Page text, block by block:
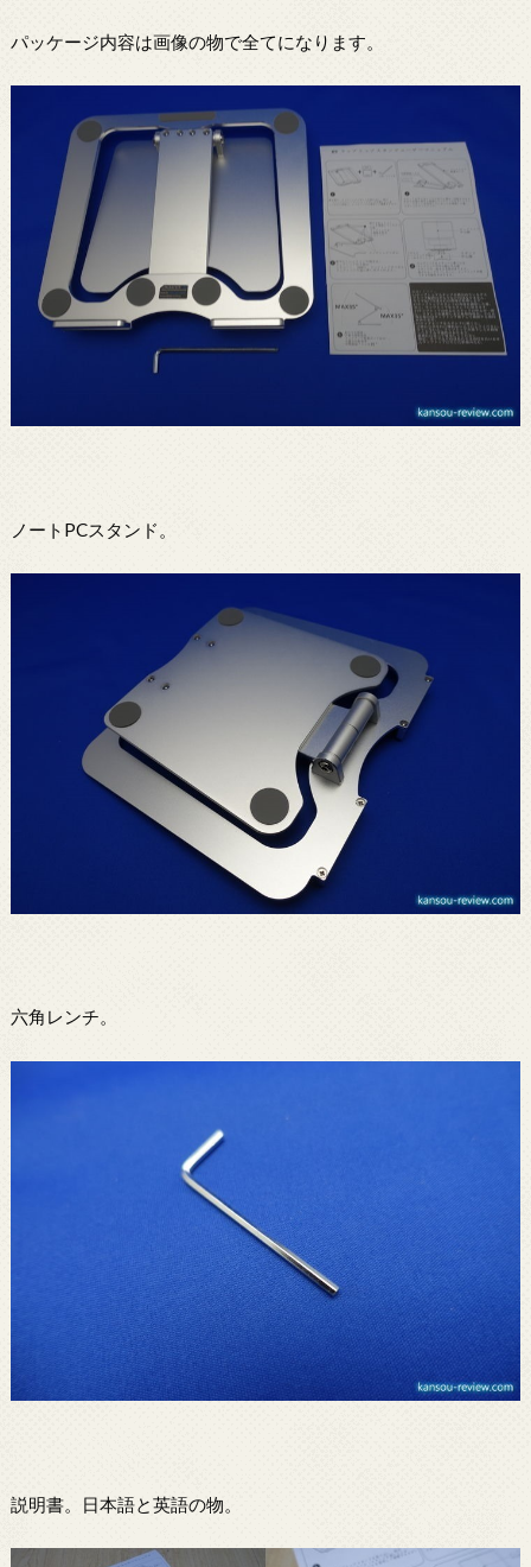
パッケージ内容は画像の物で全てになります。
ノートPCスタンド。
六角レンチ。
説明書。日本語と英語の物。